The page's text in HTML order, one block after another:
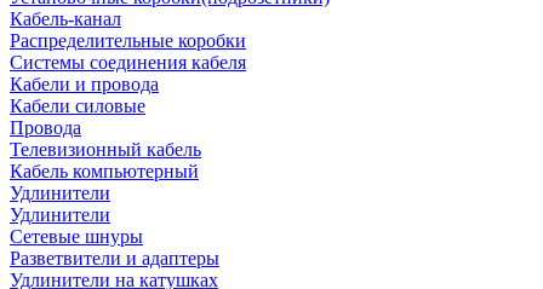
Кабель-канал
Распределительные коробки
Системы соединения кабеля
Кабели и провода
Кабели силовые
Провода
Телевизионный кабель
Кабель компьютерный
Удлинители
Удлинители
Сетевые шнуры
Разветвители и адаптеры
Удлинители на катушках